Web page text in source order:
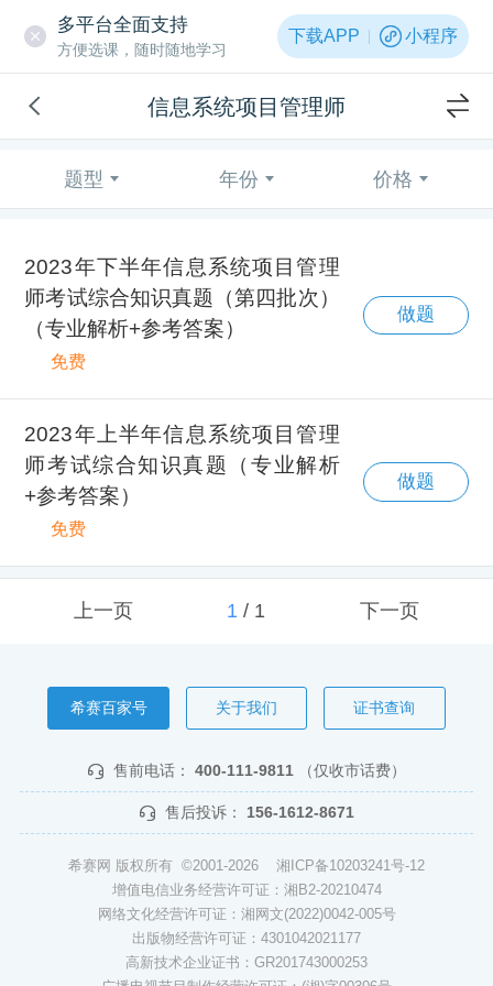
多平台全面支持
方便选课，随时随地学习
下载APP 小程序
信息系统项目管理师
题型 年份 价格
2023年下半年信息系统项目管理
师考试综合知识真题（第四批次）
（专业解析+参考答案）
免费
做题
2023年上半年信息系统项目管理
师考试综合知识真题（专业解析
+参考答案）
免费
做题
上一页 1/ 1 下一页
希赛百家号 关于我们 证书查询
售前电话： 400-111-9811 （仅收市话费）
售后投诉： 156-1612-8671
希赛网 版权所有 ©2001-2026 湘ICP备10203241号-12
增值电信业务经营许可证：湘B2-20210474
网络文化经营许可证：湘网文(2022)0042-005号
出版物经营许可证：4301042021177
高新技术企业证书：GR201743000253